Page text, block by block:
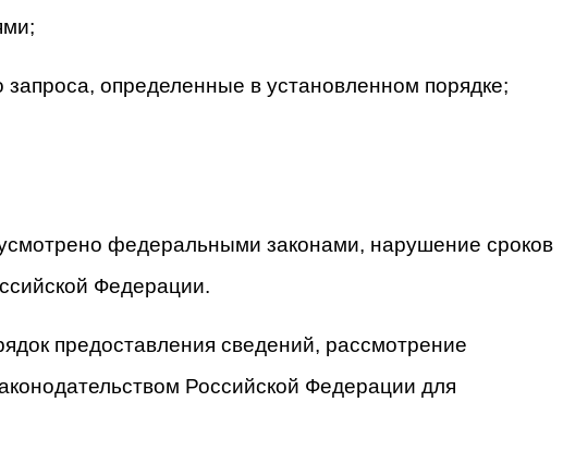
определенные в установленном порядке;
федеральными законами, нарушение сроков
Федерации.
предоставления сведений, рассмотрение
Российской Федерации для